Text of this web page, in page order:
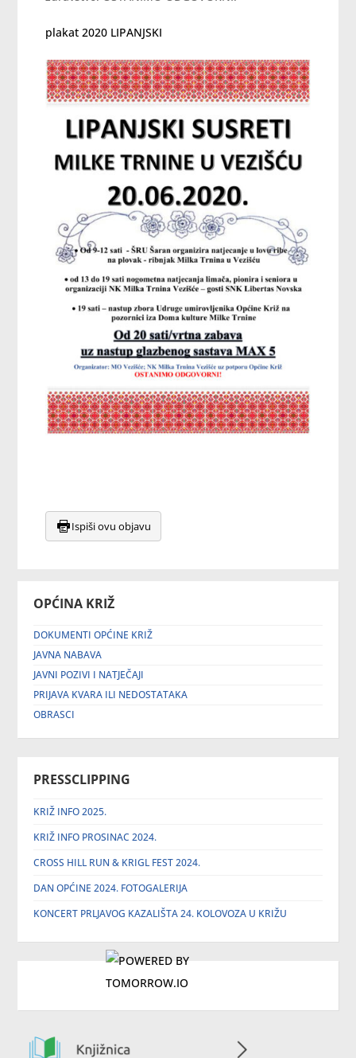
OPĆINA KRIŽ
DOKUMENTI OPĆINE KRIŽ
JAVNA NABAVA
JAVNI POZIVI I NATJEČAJI
PRIJAVA KVARA ILI NEDOSTATAKA
OBRASCI
PRESSCLIPPING
KRIŽ INFO 2025.
KRIŽ INFO PROSINAC 2024.
CROSS HILL RUN & KRIGL FEST 2024.
DAN OPĆINE 2024. FOTOGALERIJA
KONCERT PRLJAVOG KAZALIŠTA 24. KOLOVOZA U KRIŽU
plakat 2020 LIPANJSKI
Ispiši ovu objavu